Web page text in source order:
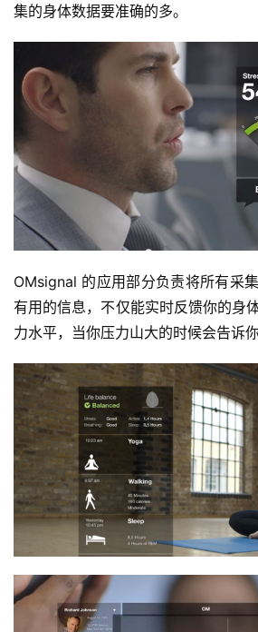
集的身体数据要准确的多。
OMsignal 的应用部分负责将所有采
有用的信息，不仅能实时反馈你的身
力水平，当你压力山大的时候会告诉